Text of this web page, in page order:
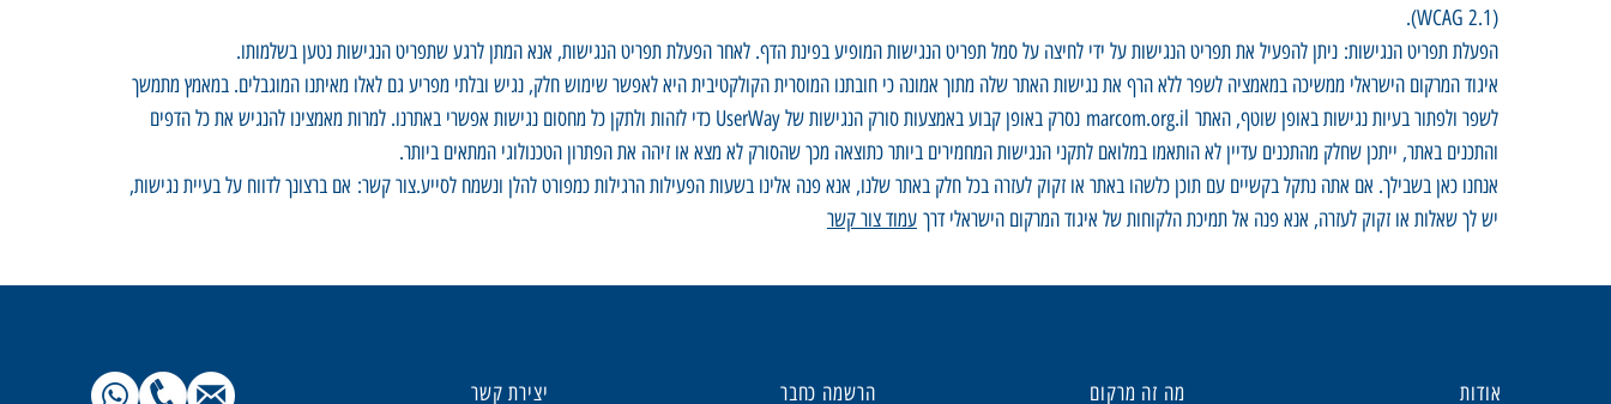
(WCAG 2.1).
הפעלת תפריט הנגישות: ניתן להפעיל את תפריט הנגישות על ידי לחיצה על סמל תפריט הנגישות המופיע בפינת הדף. לאחר הפעלת תפריט הנגישות, אנא המתן לרגע שתפריט הנגישות נטען בשלמותו.
איגוד המרקום הישראלי ממשיכה במאמציה לשפר ללא הרף את נגישות האתר שלה מתוך אמונה כי חובתנו המוסרית הקולקטיבית היא לאפשר שימוש חלק, נגיש ובלתי מפריע גם לאלו מאיתנו המוגבלים. במאמץ מתמשך
לשפר ולפתור בעיות נגישות באופן שוטף, האתר marcom.org.il נסרק באופן קבוע באמצעות סורק הנגישות של UserWay כדי לזהות ולתקן כל מחסום נגישות אפשרי באתרנו. למרות מאמצינו להנגיש את כל הדפים
והתכנים באתר, ייתכן שחלק מהתכנים עדיין לא הותאמו במלואם לתקני הנגישות המחמירים ביותר כתוצאה מכך שהסורק לא מצא או זיהה את הפתרון הטכנולוגי המתאים ביותר.
אנחנו כאן בשבילך. אם אתה נתקל בקשיים עם תוכן כלשהו באתר או זקוק לעזרה בכל חלק באתר שלנו, אנא פנה אלינו בשעות הפעילות הרגילות כמפורט להלן ונשמח לסייע.צור קשר: אם ברצונך לדווח על בעיית נגישות,
יש לך שאלות או זקוק לעזרה, אנא פנה אל תמיכת הלקוחות של איגוד המרקום הישראלי דרךעמוד צור קשר
אודות מה זה מרקום הרשמה כחבר יצירת קשר